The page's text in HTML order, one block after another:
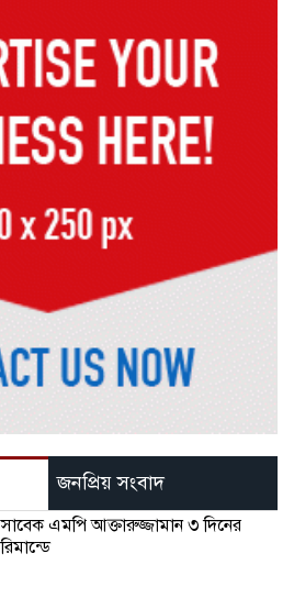
জনপ্রিয় সংবাদ
সাবেক এমপি আক্তারুজ্জামান ৩ দিনের
রিমান্ডে